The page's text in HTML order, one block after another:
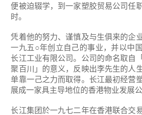
便被迫辍学，到一家塑胶贸易公司任
时。
凭着他的努力、谨慎及与生俱来的企
一九五○年创立自己的事业，并以中
长江工业有限公司。公司的命名取自
聚百川」的意义，反映出李先生的人
单靠一己之力而取得。长江最初经营
展成一家具主导地位的香港物业发展公
长江集团於一九七二年在香港联合交